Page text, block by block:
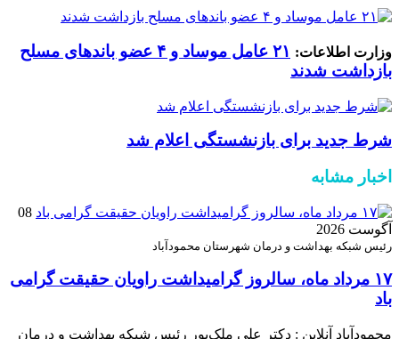
وزارت اطلاعات:
۲۱ عامل موساد و ۴ عضو باند‌های مسلح
بازداشت شدند
شرط جدید برای بازنشستگی اعلام شد
اخبار مشابه
08
آگوست 2026
رئیس شبکه بهداشت و درمان شهرستان محمودآباد
۱۷ مرداد ماه، سالروز گرامیداشت راویان حقیقت گرامی
باد
محمودآباد آنلاین : دکتر علی ملک‌پور رئیس شبکه بهداشت و درمان